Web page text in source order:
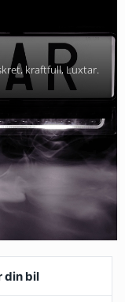
kraftfull, Luxtar.
din bil